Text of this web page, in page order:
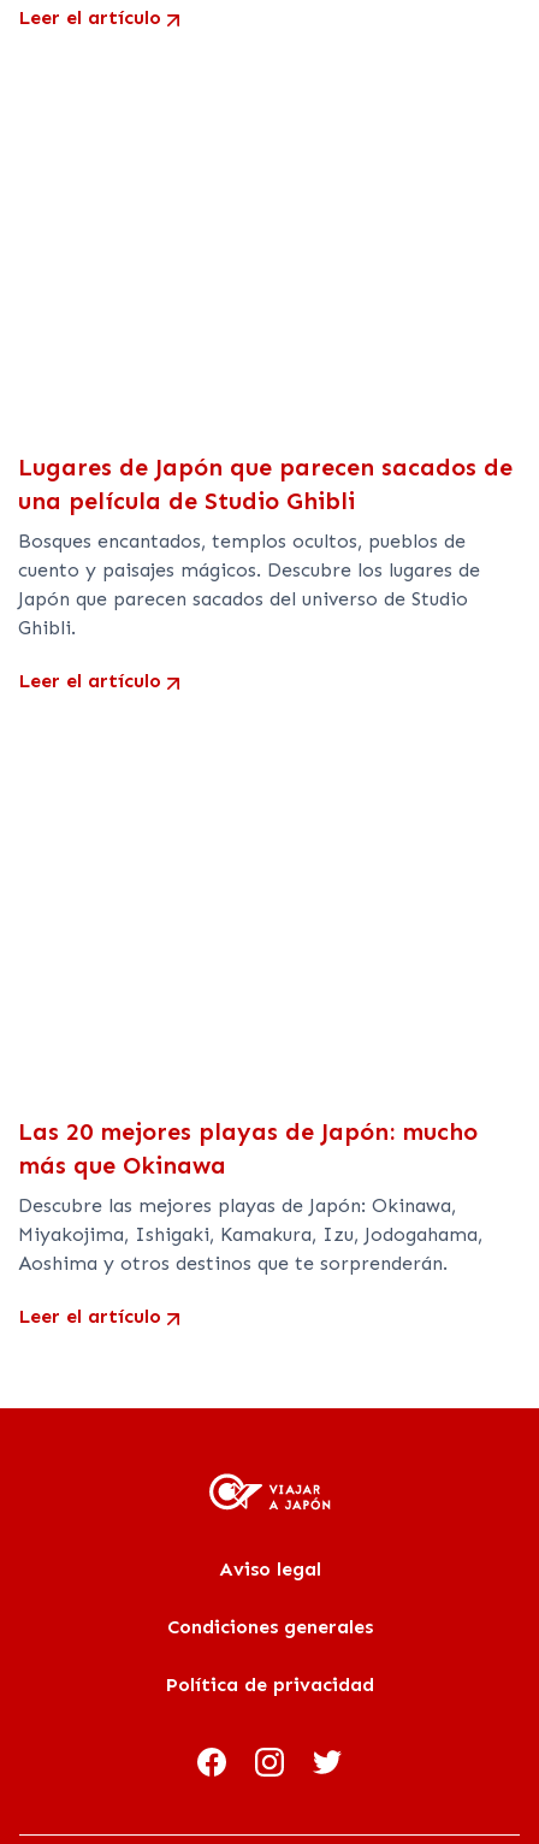
Leer el artículo
Lugares de Japón que parecen sacados de
una película de Studio Ghibli
Bosques encantados, templos ocultos, pueblos de
cuento y paisajes mágicos. Descubre los lugares de
Japón que parecen sacados del universo de Studio
Ghibli.
Leer el artículo
Las 20 mejores playas de Japón: mucho
más que Okinawa
Descubre las mejores playas de Japón: Okinawa,
Miyakojima, Ishigaki, Kamakura, Izu, Jodogahama,
Aoshima y otros destinos que te sorprenderán.
Leer el artículo
Aviso legal
Condiciones generales
Política de privacidad